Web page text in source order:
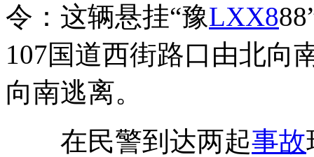
令：这辆悬挂“豫LXX8
107国道西街路口由北向
向南逃离。
在民警到达两起事故